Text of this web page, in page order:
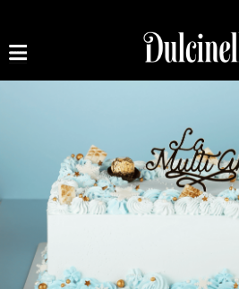
062 10 02 11
На Заказ
Торт на заказ